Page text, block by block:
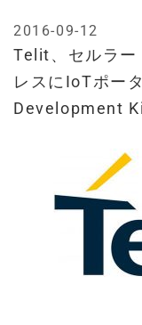
Telit、セルラー
レスにIoTポー
Development
2016-09-12